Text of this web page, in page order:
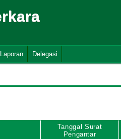
Laporan Delegasi
Tanggal Surat
Pengantar